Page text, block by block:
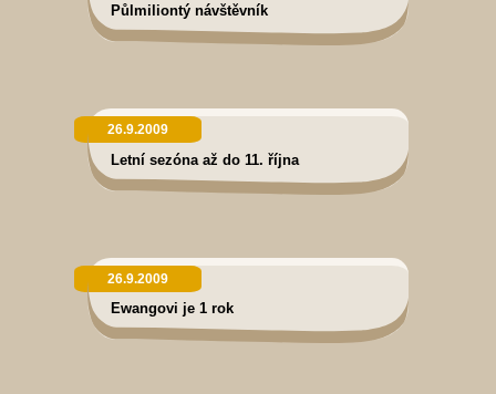
Půlmiliontý návštěvník
26.9.2009
Letní sezóna až do 11. října
26.9.2009
Ewangovi je 1 rok